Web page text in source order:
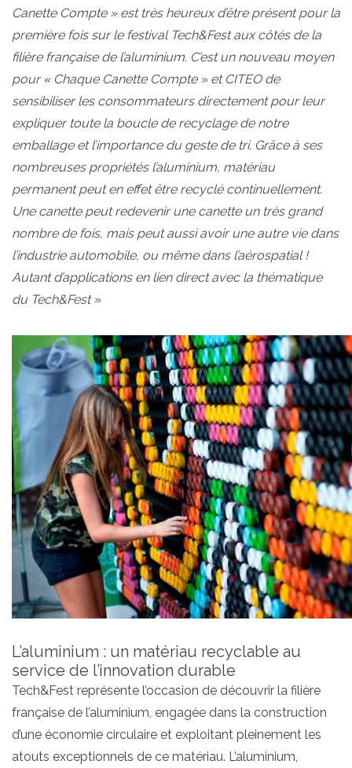
Canette Compte » est très heureux d’être présent pour la
première fois sur le festival Tech&Fest aux côtés de la
filière française de l’aluminium. C’est un nouveau moyen
pour « Chaque Canette Compte » et CITEO de
sensibiliser les consommateurs directement pour leur
expliquer toute la boucle de recyclage de notre
emballage et l’importance du geste de tri. Grâce à ses
nombreuses propriétés l’aluminium, matériau
permanent peut en effet être recyclé continuellement.
Une canette peut redevenir une canette un très grand
nombre de fois, mais peut aussi avoir une autre vie dans
l’industrie automobile, ou même dans l’aérospatial !
Autant d’applications en lien direct avec la thématique
du Tech&Fest »
L’aluminium : un matériau recyclable au
service de l’innovation durable
Tech&Fest représente l’occasion de découvrir la filière
française de l’aluminium, engagée dans la construction
d’une économie circulaire et exploitant pleinement les
atouts exceptionnels de ce matériau. L’aluminium,